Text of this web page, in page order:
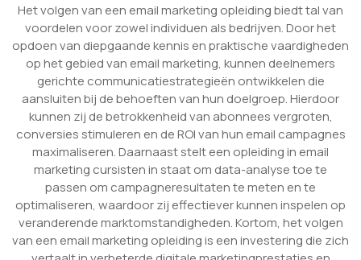
Het volgen van een email marketing opleiding biedt tal van
voordelen voor zowel individuen als bedrijven. Door het
opdoen van diepgaande kennis en praktische vaardigheden
op het gebied van email marketing, kunnen deelnemers
gerichte communicatiestrategieën ontwikkelen die
aansluiten bij de behoeften van hun doelgroep. Hierdoor
kunnen zij de betrokkenheid van abonnees vergroten,
conversies stimuleren en de ROI van hun email campagnes
maximaliseren. Daarnaast stelt een opleiding in email
marketing cursisten in staat om data-analyse toe te
passen om campagneresultaten te meten en te
optimaliseren, waardoor zij effectiever kunnen inspelen op
veranderende marktomstandigheden. Kortom, het volgen
van een email marketing opleiding is een investering die zich